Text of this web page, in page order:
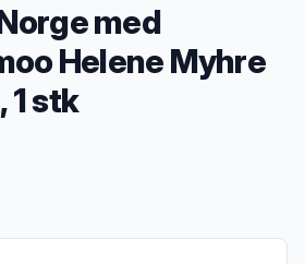
med
Helene Myhre
stk